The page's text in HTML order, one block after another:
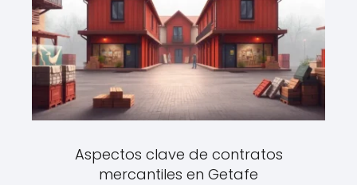
Aspectos clave de contratos
mercantiles en Getafe